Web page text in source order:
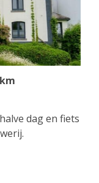
dag en fiets